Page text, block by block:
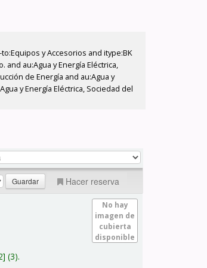
y Accesorios and itype:BK
and au:Agua y Energía Eléctrica,
de Energía and au:Agua y
y Energía Eléctrica, Sociedad del
Hacer reserva
No hay
imagen de
cubierta
disponible
(3).